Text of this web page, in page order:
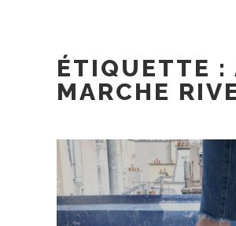
ÉTIQUETTE :
MARCHE